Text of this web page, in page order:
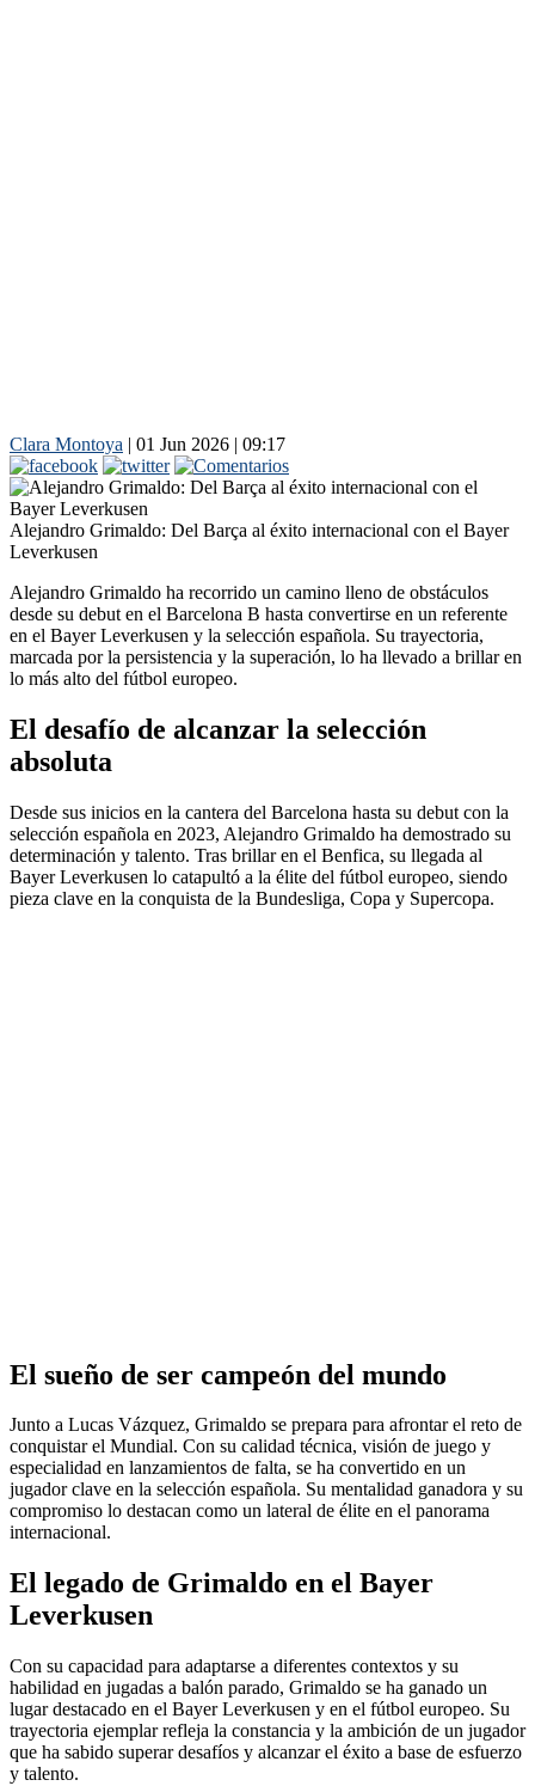
Clara Montoya | 01 Jun 2026 | 09:17
Alejandro Grimaldo: Del Barça al éxito internacional con el Bayer
Leverkusen
Alejandro Grimaldo ha recorrido un camino lleno de obstáculos
desde su debut en el Barcelona B hasta convertirse en un referente
en el Bayer Leverkusen y la selección española. Su trayectoria,
marcada por la persistencia y la superación, lo ha llevado a brillar en
lo más alto del fútbol europeo.
El desafío de alcanzar la selección
absoluta
Desde sus inicios en la cantera del Barcelona hasta su debut con la
selección española en 2023, Alejandro Grimaldo ha demostrado su
determinación y talento. Tras brillar en el Benfica, su llegada al
Bayer Leverkusen lo catapultó a la élite del fútbol europeo, siendo
pieza clave en la conquista de la Bundesliga, Copa y Supercopa.
El sueño de ser campeón del mundo
Junto a Lucas Vázquez, Grimaldo se prepara para afrontar el reto de
conquistar el Mundial. Con su calidad técnica, visión de juego y
especialidad en lanzamientos de falta, se ha convertido en un
jugador clave en la selección española. Su mentalidad ganadora y su
compromiso lo destacan como un lateral de élite en el panorama
internacional.
El legado de Grimaldo en el Bayer
Leverkusen
Con su capacidad para adaptarse a diferentes contextos y su
habilidad en jugadas a balón parado, Grimaldo se ha ganado un
lugar destacado en el Bayer Leverkusen y en el fútbol europeo. Su
trayectoria ejemplar refleja la constancia y la ambición de un jugador
que ha sabido superar desafíos y alcanzar el éxito a base de esfuerzo
y talento.